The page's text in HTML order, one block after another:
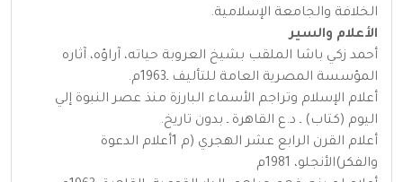
الخلافة والجامعة الإسلامية.
الأعلام والسير
أحمد زكي باشا الملقب بشيخ العروبة حياته، آراؤه، آثاره
المؤسسة المصرية العامة للتأليف ـ1963م.
أعلام الإسلام وتراجم الأسماء البارزة منذ عصر النبوة إلي
اليوم (كتاب) ـ د.ع القاهرة ـ بدون تاريخ.
أعلام القرن الرابع عشر الهجري (م 1أعلام الدعوة
والفكر)الأنجلو، 1981م